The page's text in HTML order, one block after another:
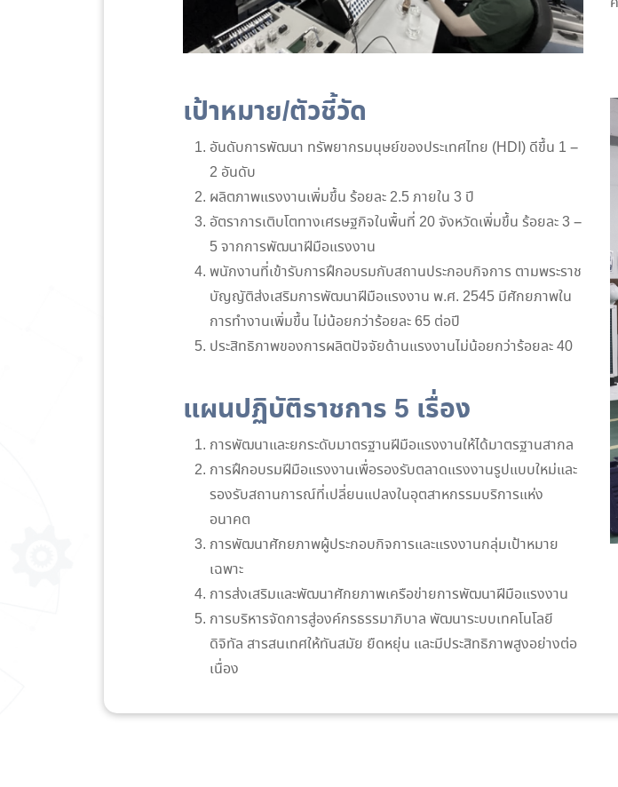
เป้าหมาย/ตัวชี้วัด
อันดับการพัฒนา ทรัพยากรมนุษย์ของประเทศไทย (HDI) ดีขึ้น 1 –
2 อันดับ
ผลิตภาพแรงงานเพิ่มขึ้น ร้อยละ 2.5 ภายใน 3 ปี
อัตราการเติบโตทางเศรษฐกิจในพื้นที่ 20 จังหวัดเพิ่มขึ้น ร้อยละ 3 –
5 จากการพัฒนาฝีมือแรงงาน
พนักงานที่เข้ารับการฝึกอบรมกับสถานประกอบกิจการ ตามพระราช
บัญญัติส่งเสริมการพัฒนาฝีมือแรงงาน พ.ศ. 2545 มีศักยภาพใน
การทำงานเพิ่มขึ้น ไม่น้อยกว่าร้อยละ 65 ต่อปี
ประสิทธิภาพของการผลิตปัจจัยด้านแรงงานไม่น้อยกว่าร้อยละ 40
แผนปฏิบัติราชการ 5 เรื่อง
การพัฒนาและยกระดับมาตรฐานฝีมือแรงงานให้ได้มาตรฐานสากล
การฝึกอบรมฝีมือแรงงานเพื่อรองรับตลาดแรงงานรูปแบบใหม่และ
รองรับสถานการณ์ที่เปลี่ยนแปลงในอุตสาหกรรมบริการแห่ง
อนาคต
การพัฒนาศักยภาพผู้ประกอบกิจการและแรงงานกลุ่มเป้าหมาย
เฉพาะ
การส่งเสริมและพัฒนาศักยภาพเครือข่ายการพัฒนาฝีมือแรงงาน
การบริหารจัดการสู่องค์กรธรรมาภิบาล พัฒนาระบบเทคโนโลยี
ดิจิทัล สารสนเทศให้ทันสมัย ยืดหยุ่น และมีประสิทธิภาพสูงอย่างต่อ
เนื่อง